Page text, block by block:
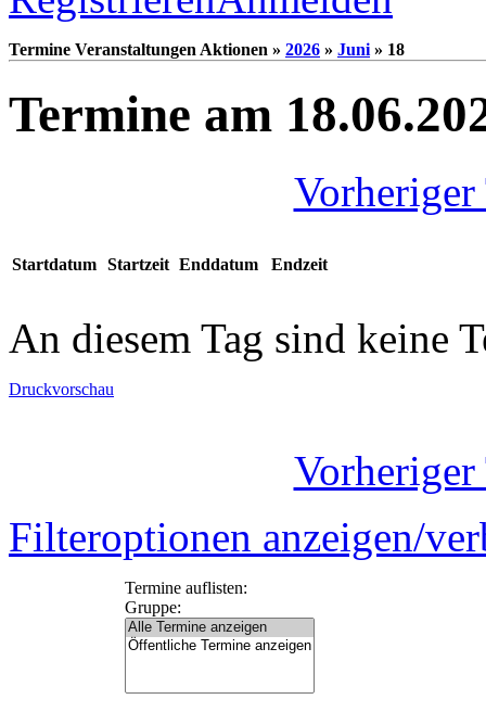
Termine Veranstaltungen Aktionen » 2026 » Juni » 18
Termine am
Vorheriger
Startdatum Startzeit Enddatum Endzeit
An diesem Tag sind keine
Druckvorschau
Vorheriger
Filteroptionen anzeigen/
Termine auflisten:
Gruppe: